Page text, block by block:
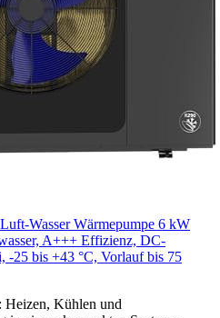
Wasser Wärmepumpe 6 kW
A+++ Effizienz, DC-
-25 bis +43 °C, Vorlauf bis 75
Heizen, Kühlen und